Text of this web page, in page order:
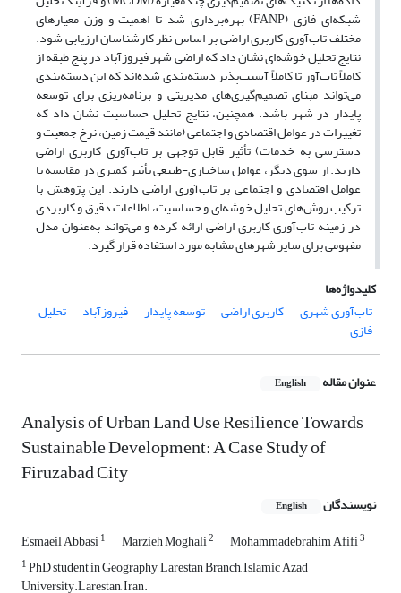
شبکه‌ای فازی (FANP) بهره‌برداری شد تا اهمیت و وزن معیارهای
مختلف تاب‌آوری کاربری اراضی بر اساس نظر کارشناسان ارزیابی شود.
نتایج تحلیل خوشه‌ای نشان داد که اراضی شهر فیروزآباد در پنج طبقه از
کاملاً تاب‌آور تا کاملاً آسیب‌پذیر دسته‌بندی شده‌اند که این دسته‌بندی
می‌تواند مبنای تصمیم‌گیری‌های مدیریتی و برنامه‌ریزی برای توسعه
پایدار در شهر باشد. همچنین، نتایج تحلیل حساسیت نشان داد که
تغییرات در عوامل اقتصادی و اجتماعی (مانند قیمت زمین، نرخ جمعیت و
دسترسی به خدمات) تأثیر قابل توجهی بر تاب‌آوری کاربری اراضی
دارند. از سوی دیگر، عوامل ساختاری-طبیعی تأثیر کمتری در مقایسه با
عوامل اقتصادی و اجتماعی بر تاب‌آوری اراضی دارند. این پژوهش با
ترکیب روش‌های تحلیل خوشه‌ای و حساسیت، اطلاعات دقیق و کاربردی
در زمینه تاب‌آوری کاربری اراضی ارائه کرده و می‌تواند به‌عنوان مدل
مفهومی برای سایر شهرهای مشابه مورد استفاده قرار گیرد.
کلیدواژه‌ها
تاب‌آوری شهری
کاربری اراضی توسعه پایدار فیروزآباد تحلیل
فازی
عنوان مقاله English
Analysis of Urban Land Use Resilience Towards
Sustainable Development: A Case Study of
Firuzabad City
نویسندگان English
Esmaeil Abbasi1 Marzieh Moghali2 Mohammadebrahim Afifi3
1PhD student in Geography, Larestan Branch, Islamic Azad
University.Larestan, Iran.